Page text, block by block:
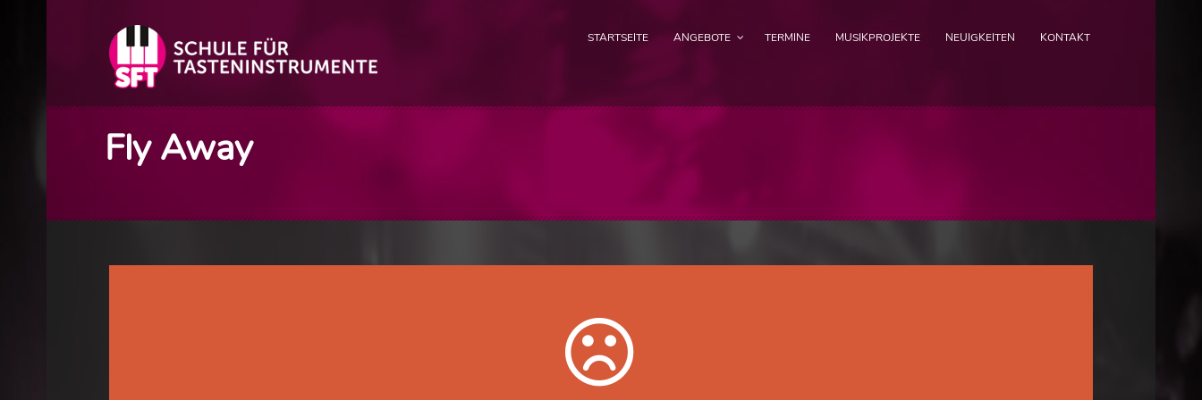
STARTSEITE ANGEBOTE TERMINE MUSIKPROJEKTE NEUIGKEITEN KONTAKT
Fly Away